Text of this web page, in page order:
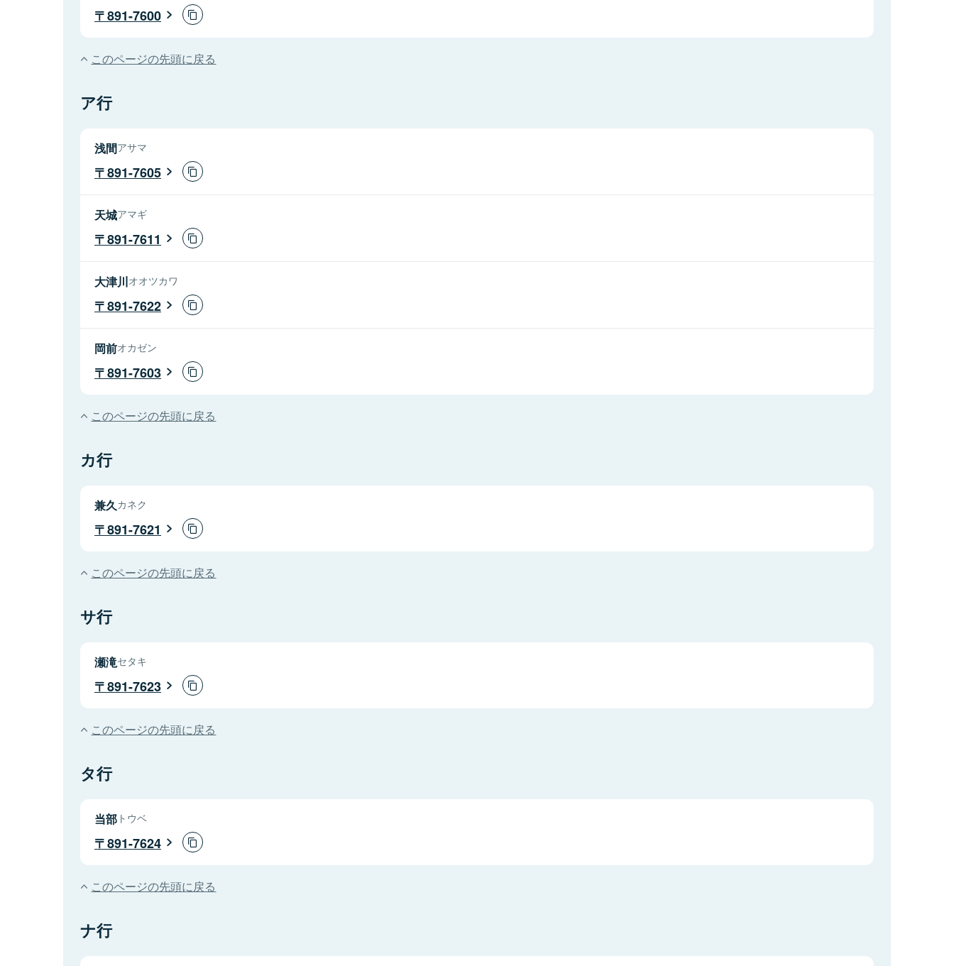
891-7600
このページの先頭に戻る
ア行
浅間アサマ
891-7605
天城アマギ
891-7611
大津川オオツカワ
891-7622
岡前オカゼン
891-7603
このページの先頭に戻る
カ行
兼久カネク
891-7621
このページの先頭に戻る
サ行
瀬滝セタキ
891-7623
このページの先頭に戻る
タ行
当部 トウベ
891-7624
このページの先頭に戻る
ナ行